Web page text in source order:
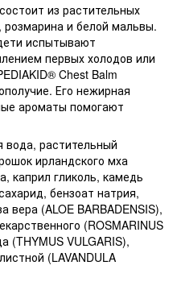
из растительных
и белой мальвы.
испытывают
первых холодов или
Chest Balm
Его нежирная
ароматы помогают
вода, растительный
ирландского мха
каприл гликоль, камедь
бензоат натрия,
вера (ALOE BARBADENSIS),
(ROSMARINUS
(THYMUS VULGARIS),
(LAVANDULA